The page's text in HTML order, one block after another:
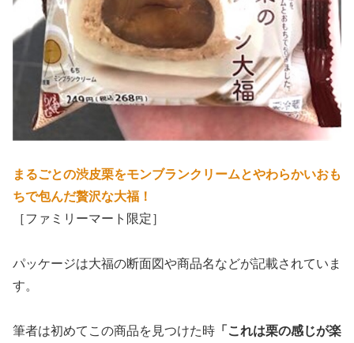
まるごとの渋皮栗をモンブランクリームとやわらかいおも
ちで包んだ贅沢な大福！
［ファミリーマート限定］
パッケージは大福の断面図や商品名などが記載されていま
す。
筆者は初めてこの商品を見つけた時 「これは栗の感じが楽